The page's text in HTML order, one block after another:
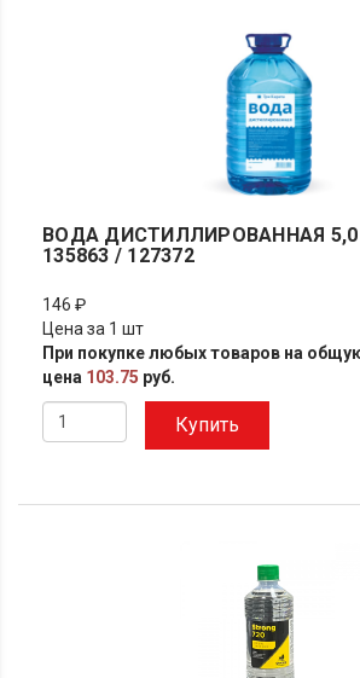
ВОДА ДИСТИЛЛИРОВАННАЯ 5,0
135863 / 127372
146 ₽
Цена за 1 шт
При покупке любых товаров на
цена 103.75 руб.
Купить